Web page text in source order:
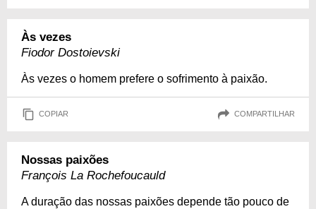
Às vezes
Fiodor Dostoievski
Às vezes o homem prefere o sofrimento à paixão.
COPIAR COMPARTILHAR
Nossas paixões
François La Rochefoucauld
A duração das nossas paixões depende tão pouco de